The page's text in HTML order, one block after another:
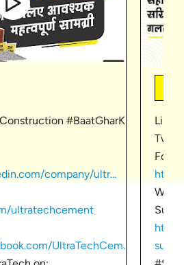
UltraTechCem...
ultratechcement
company/ultr...
#BaatGharKi